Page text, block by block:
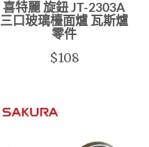
喜特麗 旋鈕 JT-2303A
三口玻璃檯面爐 瓦斯爐
零件
$108